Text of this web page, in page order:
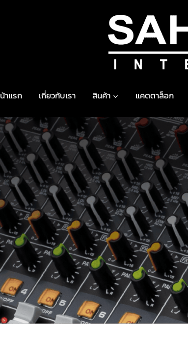
าแรก เกี่ยวกับเรา สินค้า แคตตาล็อก